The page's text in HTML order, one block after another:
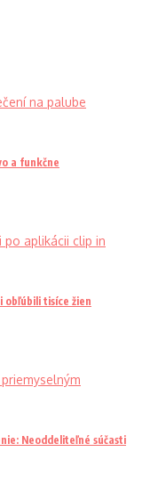
a funkčne
obľúbili tisíce žien
Neoddeliteľné súčasti